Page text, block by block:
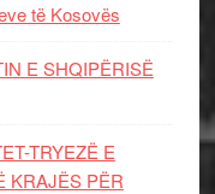
të Kosovës
E SHQIPËRISË
TRYEZË E
KRAJËS PËR